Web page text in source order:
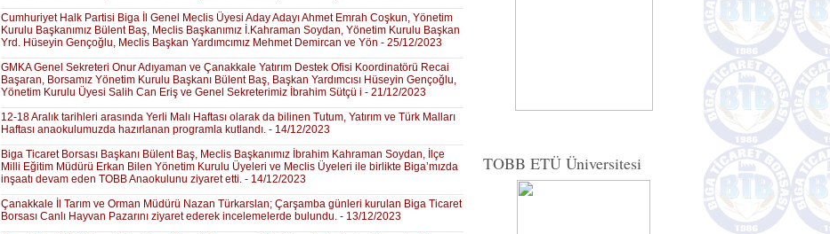
Cumhuriyet Halk Partisi Biga İl Genel Meclis Üyesi Aday Adayı Ahmet Emrah Coşkun, Yönetim
Kurulu Başkanımız Bülent Baş, Meclis Başkanımız İ.Kahraman Soydan, Yönetim Kurulu Başkan
Yrd. Hüseyin Gençoğlu, Meclis Başkan Yardımcımız Mehmet Demircan ve Yön - 25/12/2023
GMKA Genel Sekreteri Onur Adıyaman ve Çanakkale Yatırım Destek Ofisi Koordinatörü Recai
Başaran, Borsamız Yönetim Kurulu Başkanı Bülent Baş, Başkan Yardımcısı Hüseyin Gençoğlu,
Yönetim Kurulu Üyesi Salih Can Eriş ve Genel Sekreterimiz İbrahim Sütçü i - 21/12/2023
12-18 Aralık tarihleri arasında Yerli Malı Haftası olarak da bilinen Tutum, Yatırım ve Türk Malları
Haftası anaokulumuzda hazırlanan programla kutlandı. - 14/12/2023
Biga Ticaret Borsası Başkanı Bülent Baş, Meclis Başkanımız İbrahim Kahraman Soydan, İlçe
Milli Eğitim Müdürü Erkan Bilen Yönetim Kurulu Üyeleri ve Meclis Üyeleri ile birlikte Biga’mızda
inşaatı devam eden TOBB Anaokulunu ziyaret etti. - 14/12/2023
Çanakkale İl Tarım ve Orman Müdürü Nazan Türkarslan; Çarşamba günleri kurulan Biga Ticaret
Borsası Canlı Hayvan Pazarını ziyaret ederek incelemelerde bulundu. - 13/12/2023
TOBB ETÜ Üniversitesi